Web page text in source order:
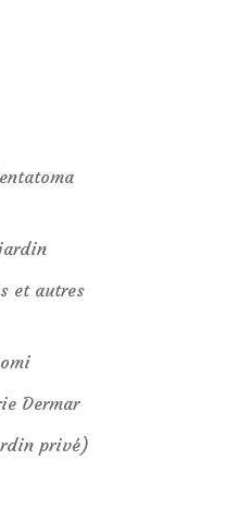
et autres
Dermar
privé)